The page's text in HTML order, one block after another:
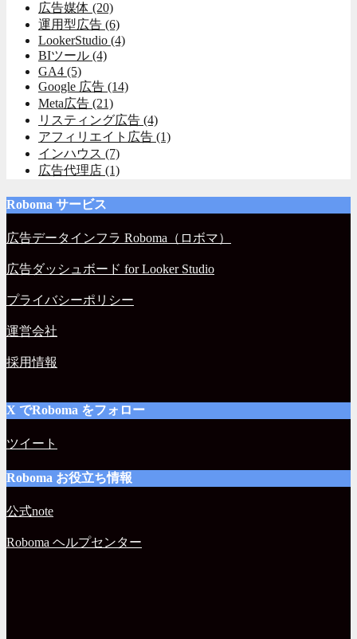
広告媒体 (20)
運用型広告 (6)
LookerStudio (4)
BIツール (4)
GA4 (5)
Google 広告 (14)
Meta広告 (21)
リスティング広告 (4)
アフィリエイト広告 (1)
インハウス (7)
広告代理店 (1)
Roboma サービス
広告データインフラ Roboma（ロボマ）
広告ダッシュボード for Looker Studio
プライバシーポリシー
運営会社
採用情報
X でRoboma をフォロー
ツイート
Roboma お役立ち情報
公式note
Roboma ヘルプセンター